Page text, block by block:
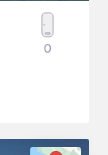
0